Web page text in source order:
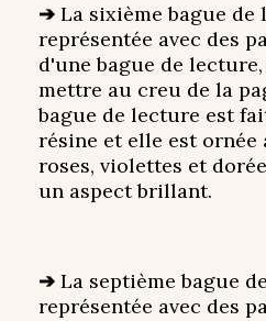
➔ La sixième bague de
représentée avec des
d'une bague de
mettre au creu de la
bague de lecture est
résine et elle est ornée
roses, violettes et
un aspect brillant.
➔ La septième bague
représentée avec des